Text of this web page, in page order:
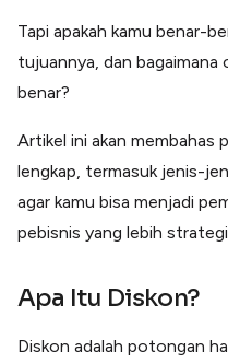
Open API
Integrasi sistem
Integrasi
Tapi apakah kamu benar-
tujuannya, dan
benar?
Artikel ini akan membahas
lengkap, termasuk jenis-
agar kamu bisa menjadi
pebisnis yang lebih
Apa Itu Diskon?
Diskon adalah potongan